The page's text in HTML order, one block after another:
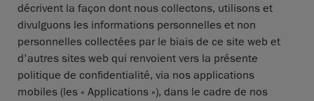
décrivent la façon dont nous collectons, utilisons et
divulguons les informations personnelles et non
personnelles collectées par le biais de ce site web et
d'autres sites web qui renvoient vers la présente
politique de confidentialité, via nos applications
mobiles (les « Applications »), dans le cadre de nos